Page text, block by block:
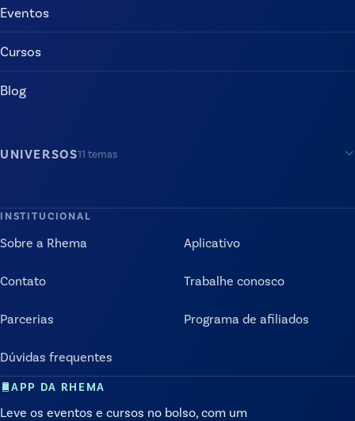
Eventos
Cursos
Blog
UNIVERSOS11 temas
INSTITUCIONAL
Sobre a Rhema Aplicativo
Contato Trabalhe conosco
Parcerias Programa de afiliados
Dúvidas frequentes
APP DA RHEMA
Leve os eventos e cursos no bolso, com um